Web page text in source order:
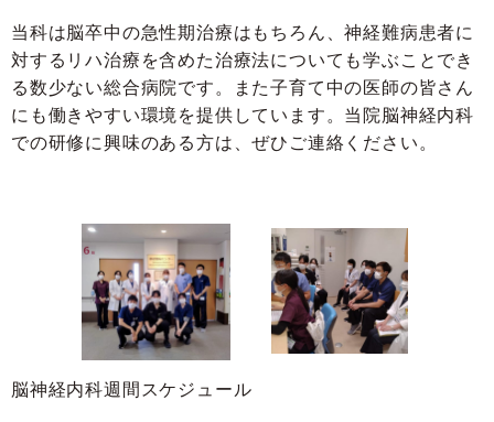
当科は脳卒中の急性期治療はもちろん、神経難病患者に
対するリハ治療を含めた治療法についても学ぶことでき
る数少ない総合病院です。また子育て中の医師の皆さん
にも働きやすい環境を提供しています。当院脳神経内科
での研修に興味のある方は、ぜひご連絡ください。
脳神経内科週間スケジュール